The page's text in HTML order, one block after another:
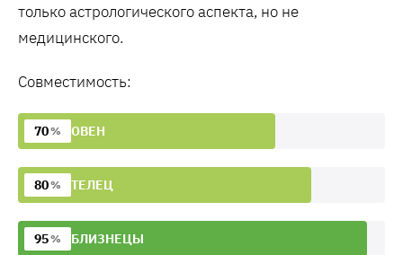
только астрологического аспекта, но не
медицинского.
Совместимость:
70% ОВЕН
80% ТЕЛЕЦ
95% БЛИЗНЕЦЫ